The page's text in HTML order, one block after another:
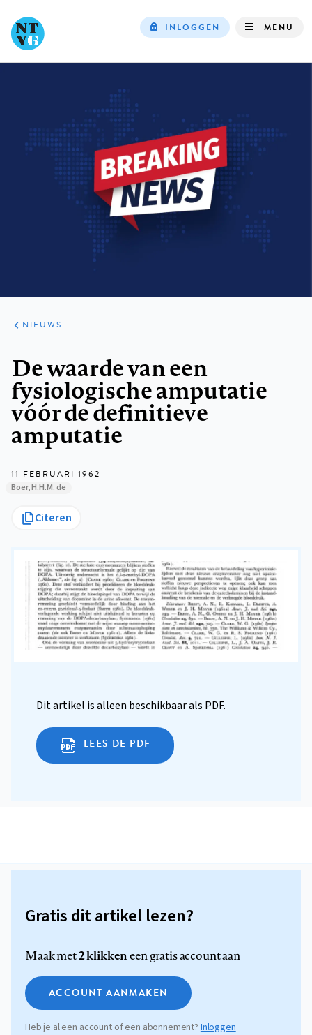
INLOGGEN MENU
ARTIKELEN
HET
KORT
NIEUWS
De waarde van een
fysiologische amputatie
vóór de definitieve
amputatie
11 FEBRUARI 1962
Boer, H.H.M. de
Citeren
Dit artikel is alleen beschikbaar als PDF.
LEES DE PDF
Gratis dit artikel lezen?
Maak met2 klikkeneen gratis account aan
ACCOUNT AANMAKEN
Heb je al een account of een abonnement? Inloggen